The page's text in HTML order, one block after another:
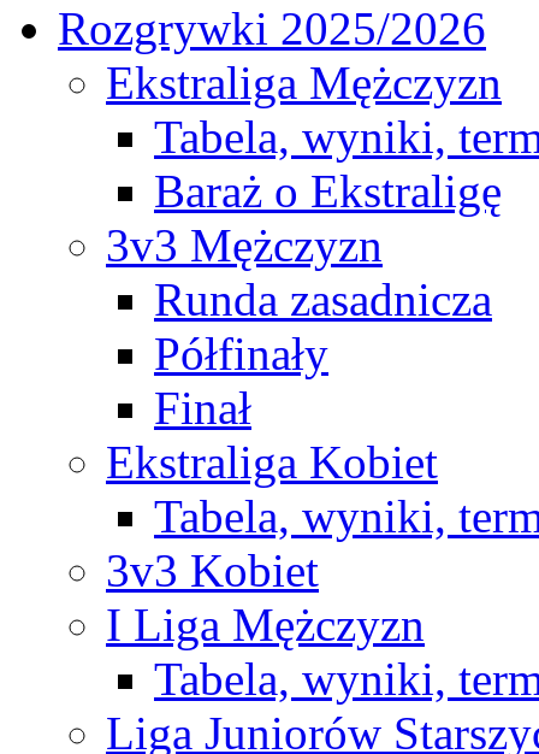
Rozgrywki 2025/2026
Ekstraliga Mężczyzn
Tabela, wyniki,
Baraż o Ekstraligę
3v3 Mężczyzn
Runda zasadnicza
Półfinały
Finał
Ekstraliga Kobiet
Tabela, wyniki,
3v3 Kobiet
I Liga Mężczyzn
Tabela, wyniki,
Liga Juniorów